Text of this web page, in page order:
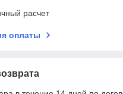
расчет
оплаты